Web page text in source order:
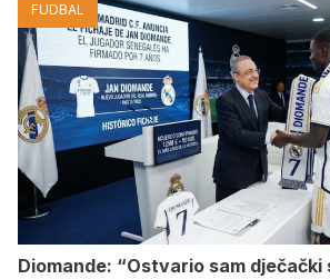
FUDBAL
Diomande: “Ostvario sam dječački